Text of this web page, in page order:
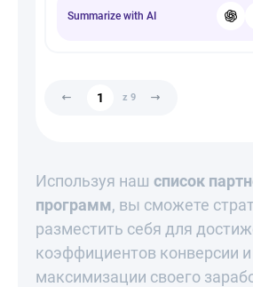
Summarize with AI
z 9
Используя наш список
программ, вы сможете
разместить себя для
коэффициентов конверсии и
максимизации своего